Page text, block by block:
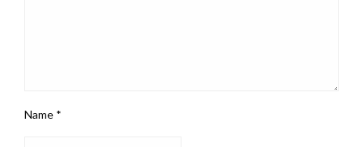
Name *